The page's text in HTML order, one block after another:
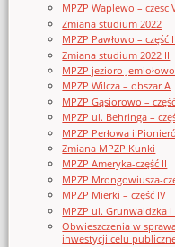
MPZP Waplewo – czesc
Zmiana studium 2022
MPZP Pawłowo – część
Zmiana studium 2022 II
MPZP jezioro Jemiołowo
MPZP Wilcza – obszar A
MPZP Gąsiorowo –
MPZP ul. Behringa –
MPZP Perłowa i
Zmiana MPZP Kunki
MPZP Ameryka-część II
MPZP Mrongowiusza-
MPZP Mierki – część IV
MPZP ul. Grunwaldzka i
Obwieszczenia w
inwestycji celu